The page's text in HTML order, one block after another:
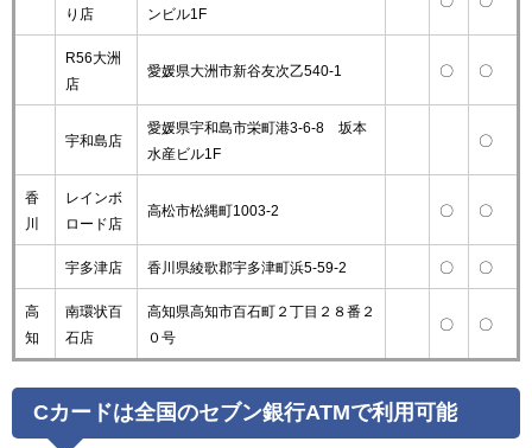
り店 ンビル1F
R56大洲
店
愛媛県大洲市新谷友次乙540-1 〇 〇
宇和島店
愛媛県宇和島市栄町港3-6-8 坂本
水産ビル1F
〇
香
川
レインボ
ロード店
高松市松縄町1003-2 〇 〇
宇多津店 香川県綾歌郡宇多津町浜5-59-2 〇 〇
高
知
南環状百
石店
高知県高知市百石町２丁目２８番２
０号
〇 〇
Cカードは全国のセブン銀行ATMで利用可能